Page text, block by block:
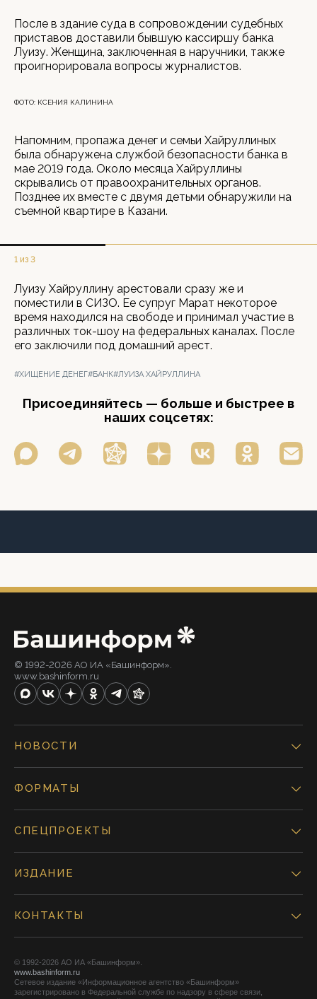
После в здание суда в сопровождении судебных
приставов доставили бывшую кассиршу банка
Луизу. Женщина, заключенная в наручники, также
проигнорировала вопросы журналистов.
ФОТО: КСЕНИЯ КАЛИНИНА
Напомним, пропажа денег и семьи Хайруллиных
была обнаружена службой безопасности банка в
мае 2019 года. Около месяца Хайруллины
скрывались от правоохранительных органов.
Позднее их вместе с двумя детьми обнаружили на
съемной квартире в Казани.
1 из 3
Луизу Хайруллину арестовали сразу же и
поместили в СИЗО. Ее супруг Марат некоторое
время находился на свободе и принимал участие в
различных ток-шоу на федеральных каналах. После
его заключили под домашний арест.
#ХИЩЕНИЕ ДЕНЕГ#БАНК#ЛУИЗА ХАЙРУЛЛИНА
Присоединяйтесь — больше и быстрее в
наших соцсетях:
© 1992-2026 АО ИА «Башинформ».
www.bashinform.ru
НОВОСТИ
ФОРМАТЫ
СПЕЦПРОЕКТЫ
ИЗДАНИЕ
КОНТАКТЫ
© 1992-2026 АО ИА «Башинформ».
www.bashinform.ru
Сетевое издание «Информационное агентство «Башинформ»
зарегистрировано в Федеральной службе по надзору в сфере связи,